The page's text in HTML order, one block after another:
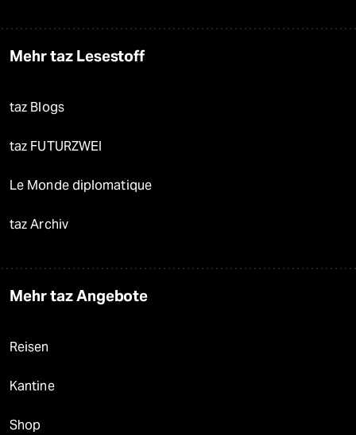
Mehr taz Lesestoff
taz Blogs
taz FUTURZWEI
Le Monde diplomatique
taz Archiv
Mehr taz Angebote
Reisen
Kantine
Shop